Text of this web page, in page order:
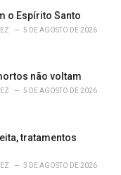
o Espírito Santo
5 DE AGOSTO DE 2026
não voltam
5 DE AGOSTO DE 2026
tratamentos
3 DE AGOSTO DE 2026